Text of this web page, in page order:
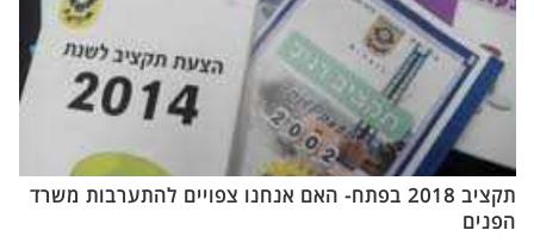
תקציב 2018 בפתח- האם אנחנו צפויים להתערבות משרד
הפנים